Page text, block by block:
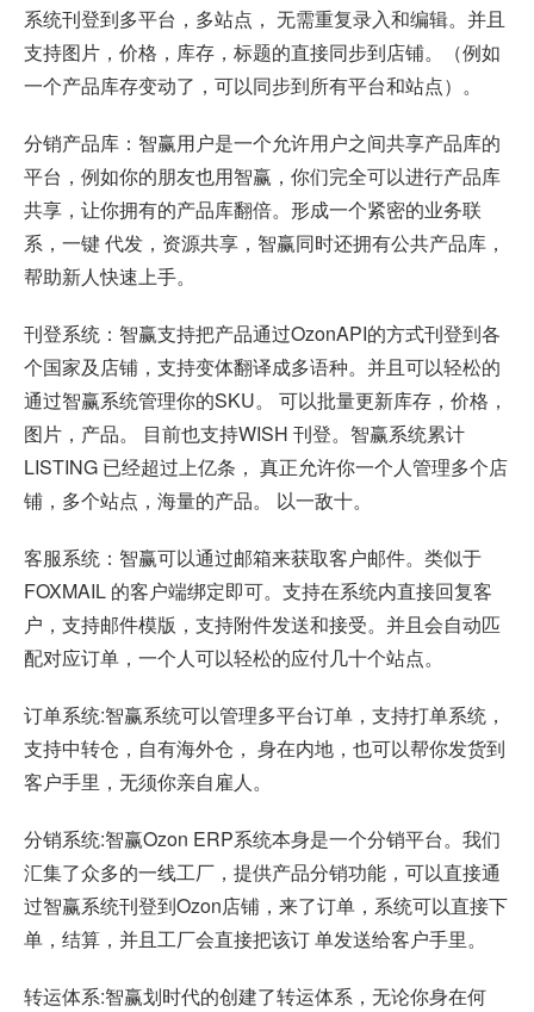
系统刊登到多平台，多站点， 无需重复录入和编辑。并且
支持图片，价格，库存，标题的直接同步到店铺。（例如
一个产品库存变动了，可以同步到所有平台和站点）。
分销产品库：智赢用户是一个允许用户之间共享产品库的
平台，例如你的朋友也用智赢，你们完全可以进行产品库
共享，让你拥有的产品库翻倍。形成一个紧密的业务联
系，一键 代发，资源共享，智赢同时还拥有公共产品库，
帮助新人快速上手。
刊登系统：智赢支持把产品通过OzonAPI的方式刊登到各
个国家及店铺，支持变体翻译成多语种。并且可以轻松的
通过智赢系统管理你的SKU。 可以批量更新库存，价格，
图片，产品。 目前也支持WISH 刊登。智赢系统累计
LISTING 已经超过上亿条， 真正允许你一个人管理多个店
铺，多个站点，海量的产品。 以一敌十。
客服系统：智赢可以通过邮箱来获取客户邮件。类似于
FOXMAIL 的客户端绑定即可。支持在系统内直接回复客
户，支持邮件模版，支持附件发送和接受。并且会自动匹
配对应订单，一个人可以轻松的应付几十个站点。
订单系统:智赢系统可以管理多平台订单，支持打单系统，
支持中转仓，自有海外仓， 身在内地，也可以帮你发货到
客户手里，无须你亲自雇人。
分销系统:智赢Ozon ERP系统本身是一个分销平台。我们
汇集了众多的一线工厂，提供产品分销功能，可以直接通
过智赢系统刊登到Ozon店铺，来了订单，系统可以直接下
单，结算，并且工厂会直接把该订 单发送给客户手里。
转运体系:智赢划时代的创建了转运体系，无论你身在何